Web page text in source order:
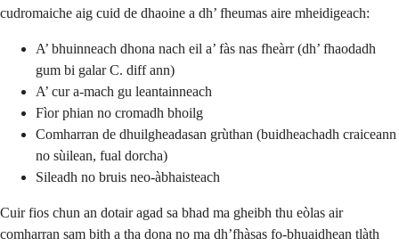
cudromaiche aig cuid de dhaoine a dh’ fheumas aire mheidigeach:
A’ bhuinneach dhona nach eil a’ fàs nas fheàrr (dh’ fhaodadh
gum bi galar C. diff ann)
A’ cur a-mach gu leantainneach
Fìor phian no cromadh bhoilg
Comharran de dhuilgheadasan grùthan (buidheachadh craiceann
no sùilean, fual dorcha)
Sileadh no bruis neo-àbhaisteach
Cuir fios chun an dotair agad sa bhad ma gheibh thu eòlas air
comharran sam bith a tha dona no ma dh’fhàsas fo-bhuaidhean tlàth